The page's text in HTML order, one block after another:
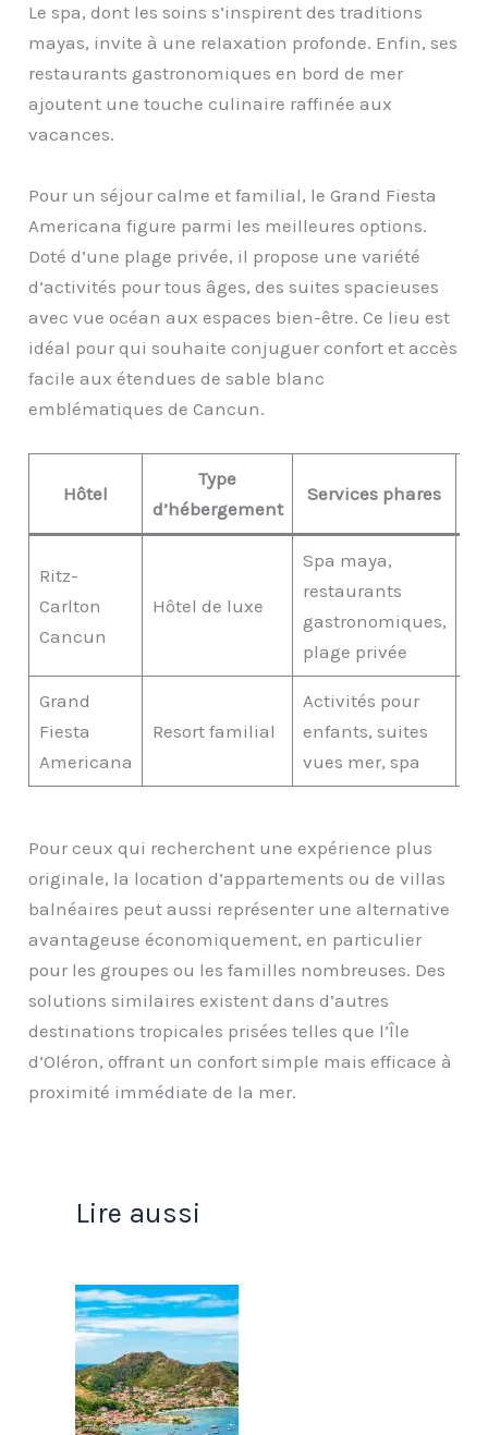
Le spa, dont les soins s’inspirent des traditions
mayas, invite à une relaxation profonde. Enfin, ses
restaurants gastronomiques en bord de mer
ajoutent une touche culinaire raffinée aux
vacances.
Pour un séjour calme et familial, le Grand Fiesta
Americana figure parmi les meilleures options.
Doté d’une plage privée, il propose une variété
d’activités pour tous âges, des suites spacieuses
avec vue océan aux espaces bien-être. Ce lieu est
idéal pour qui souhaite conjuguer confort et accès
facile aux étendues de sable blanc
emblématiques de Cancun.
Hôtel
Type
d’hébergement
Services phares
Ritz-
Carlton
Cancun
Hôtel de luxe
Spa maya,
restaurants
gastronomiques,
plage privée
Grand
Fiesta
Americana
Resort familial
Activités pour
enfants, suites
vues mer, spa
Pour ceux qui recherchent une expérience plus
originale, la location d’appartements ou de villas
balnéaires peut aussi représenter une alternative
avantageuse économiquement, en particulier
pour les groupes ou les familles nombreuses. Des
solutions similaires existent dans d’autres
destinations tropicales prisées telles que l’Île
d’Oléron, offrant un confort simple mais efficace à
proximité immédiate de la mer.
Lire aussi